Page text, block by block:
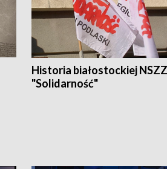
Historia białostockiej NSZZ
"Solidarność"